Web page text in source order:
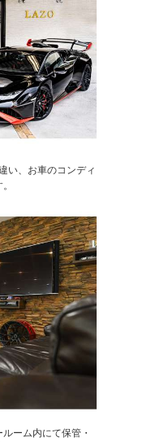
い、お車のコンディ
ーム内にて保管・